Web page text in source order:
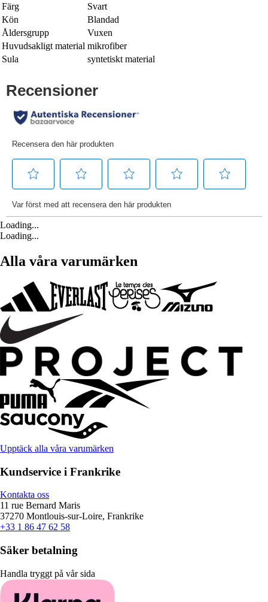
Färg
Svart
Kön
Blandad
Åldersgrupp
Vuxen
Huvudsakligt material mikrofiber
Sula
syntetiskt material
Loading...
Loading...
Alla våra varumärken
Upptäck alla våra varumärken
Kundservice i Frankrike
Kontakta oss
11 rue Bernard Maris
37270 Montlouis-sur-Loire, Frankrike
+33 1 86 47 62 58
Säker betalning
Handla tryggt på vår sida